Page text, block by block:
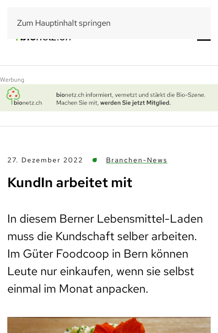
Zum Hauptinhalt springen
Werbung
27. Dezember 2022 Branchen-News
KundIn arbeitet mit
In diesem Berner Lebensmittel-Laden
muss die Kundschaft selber arbeiten.
Im Güter Foodcoop in Bern können
Leute nur einkaufen, wenn sie selbst
einmal im Monat anpacken.